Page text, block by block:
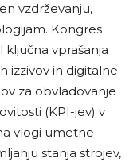
vzdrževanju,
Kongres
vprašanja
izzivov in digitalne
za obvladovanje
(KPI-jev) v
vlogi umetne
stanja strojev,